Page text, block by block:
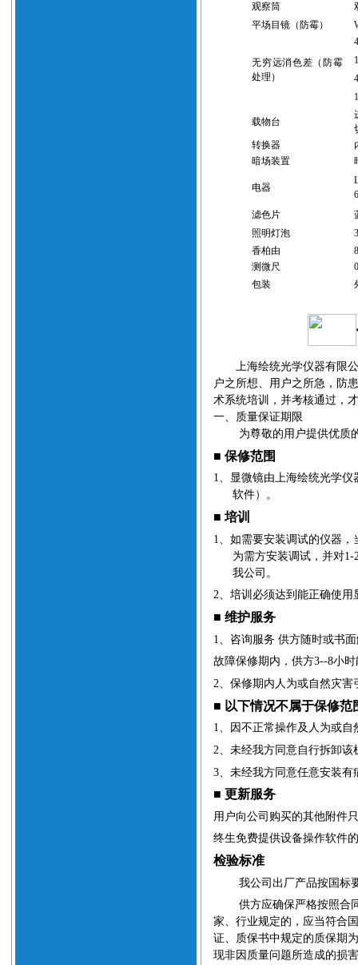
观察筒
平场目镜 （防霉）
无穷远消色差 （ 防霉
处理 ）
载物台
转换器
暗场装置
电器
滤色片
照明灯泡
香柏由
测微尺
包装
上海绘统光学仪器有限
户之所想、用户之所急，防
术系统培训，并考核通过，
一、质量保证期限
为尊敬的用户提供优质
■ 保修范围
1、 显微镜由上海绘统光学
软件）。
■ 培训
1
如需要安装调试的仪器，
为需方安装调试，并对1-
我公司。
2、 培训必须达到能正确使用
■ 维护服务
1 咨询服务 供方随时或书
故障保修期内，供方3--8小时
2
保修期内人为或自然灾害
■ 以下情况不属于保修范
1、
因不正常操作及人为或
2
未经我方同意自行拆卸该
3
未经我方同意任意安装有
■ 更新服务
用户向公司购买的其他附件
终生免费提供设备操作软件
检验标准
我公司出厂产品按国标
供方应确保严格按照合
家、行业规定的，应当符合
证、质保书中规定的质保期
现非因质量问题所造成的损